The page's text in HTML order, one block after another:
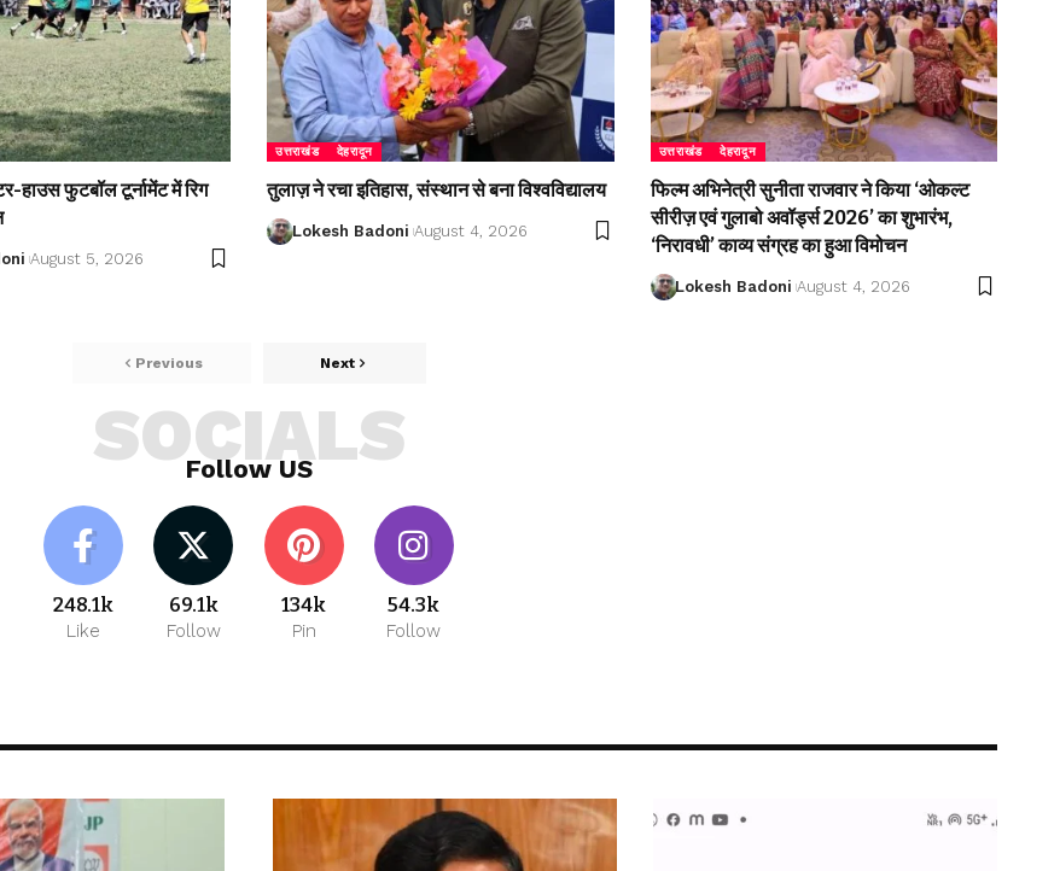
हाउस फुटबॉल टूर्नामेंट में रिग
August 5, 2026
उत्तराखंड देहरादून
तुलाज़ ने रचा इतिहास, संस्थान से बना विश्वविद्यालय
Lokesh Badoni August 4, 2026
उत्तराखंड देहरादून
फिल्म अभिनेत्री सुनीता राजवार ने किया ‘ओकल्ट
सीरीज़ एवं गुलाबो अवॉर्ड्स 2026’ का शुभारंभ,
‘निरावधी’ काव्य संग्रह का हुआ विमोचन
Lokesh Badoni August 4, 2026
Previous Next
Follow US
SOCIALS
248.1k
Like
69.1k
Follow
134k
Pin
54.3k
Follow